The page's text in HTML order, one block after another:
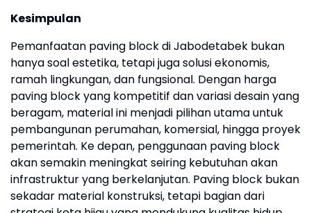
Kesimpulan
Pemanfaatan paving block di Jabodetabek bukan
hanya soal estetika, tetapi juga solusi ekonomis,
ramah lingkungan, dan fungsional. Dengan harga
paving block yang kompetitif dan variasi desain yang
beragam, material ini menjadi pilihan utama untuk
pembangunan perumahan, komersial, hingga proyek
pemerintah. Ke depan, penggunaan paving block
akan semakin meningkat seiring kebutuhan akan
infrastruktur yang berkelanjutan. Paving block bukan
sekadar material konstruksi, tetapi bagian dari